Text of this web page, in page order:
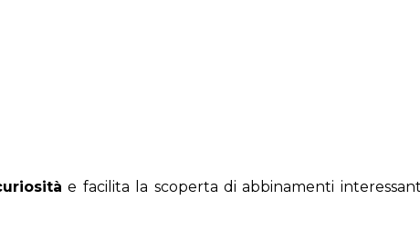
e facilita la scoperta di abbinamenti